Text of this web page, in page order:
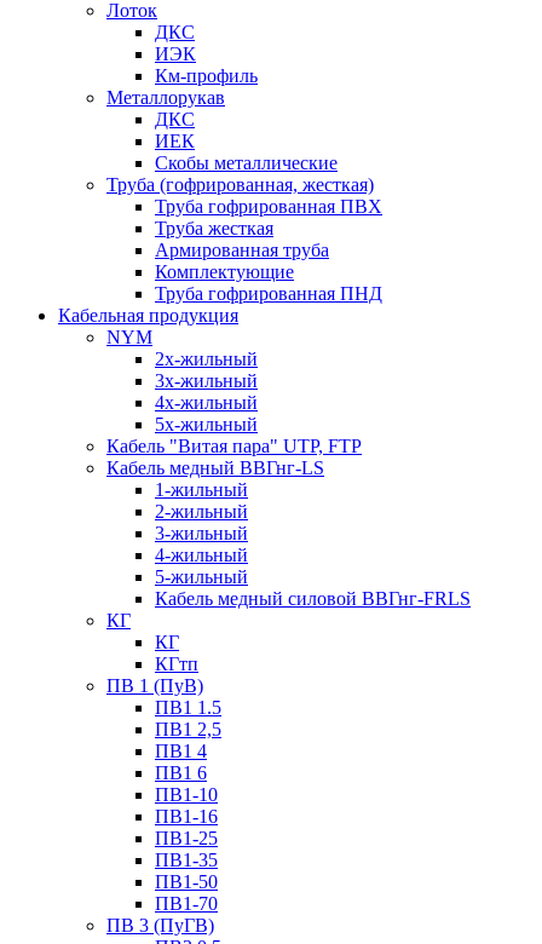
Лоток
ДКС
ИЭК
Км-профиль
Металлорукав
ДКС
ИЕК
Скобы металлические
Труба (гофрированная, жесткая)
Труба гофрированная ПВХ
Труба жесткая
Армированная труба
Комплектующие
Труба гофрированная ПНД
Кабельная продукция
NYM
2х-жильный
3х-жильный
4х-жильный
5х-жильный
Кабель "Витая пара" UTP, FTP
Кабель медный ВВГнг-LS
1-жильный
2-жильный
3-жильный
4-жильный
5-жильный
Кабель медный силовой ВВГнг-FRLS
КГ
КГ
КГтп
ПВ 1 (ПуВ)
ПВ1 1.5
ПВ1 2,5
ПВ1 4
ПВ1 6
ПВ1-10
ПВ1-16
ПВ1-25
ПВ1-35
ПВ1-50
ПВ1-70
ПВ 3 (ПуГВ)